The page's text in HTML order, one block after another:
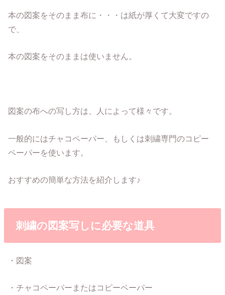
本の図案をそのまま布に・・・は紙が厚くて大変ですの
で、
本の図案をそのままは使いません。
図案の布への写し方は、人によって様々です。
一般的にはチャコペーパー、もしくは刺繍専門のコピー
ペーパーを使います。
おすすめの簡単な方法を紹介します♪
刺繍の図案写しに必要な道具
・図案
・チャコペーパーまたはコピーペーパー